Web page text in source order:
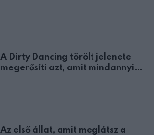
A Dirty Dancing törölt jelenete
megerősíti azt, amit mindannyian
Az első állat, amit meglátsz a